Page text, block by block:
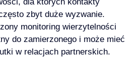
zbyt duże wyzwanie.
monitoring wierzytelności
do zamierzonego i może mieć
w relacjach partnerskich.